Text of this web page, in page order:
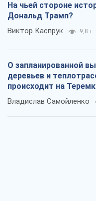
На чьей стороне
Дональд Трамп?
Виктор Каспрук 9,8 т.
О запланированной
деревьев и
происходит на
Владислав Самойленко